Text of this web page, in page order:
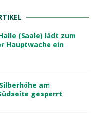
(Saale) lädt zum
Hauptwache ein
am
gesperrt